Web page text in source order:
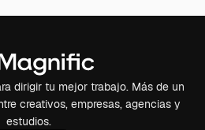
dirigir tu mejor trabajo. Más de un
creativos, empresas, agencias y
estudios.